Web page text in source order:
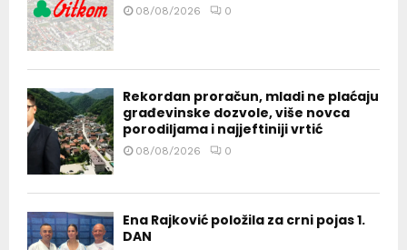
08/08/2026 0
Rekordan proračun, mladi ne plaćaju
građevinske dozvole, više novca
porodiljama i najjeftiniji vrtić
08/08/2026 0
Ena Rajković položila za crni pojas 1.
DAN